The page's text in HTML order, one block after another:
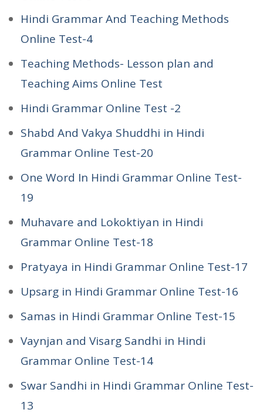
Hindi Grammar And Teaching Methods
Online Test-4
Teaching Methods- Lesson plan and
Teaching Aims Online Test
Hindi Grammar Online Test -2
Shabd And Vakya Shuddhi in Hindi
Grammar Online Test-20
One Word In Hindi Grammar Online Test-
19
Muhavare and Lokoktiyan in Hindi
Grammar Online Test-18
Pratyaya in Hindi Grammar Online Test-17
Upsarg in Hindi Grammar Online Test-16
Samas in Hindi Grammar Online Test-15
Vaynjan and Visarg Sandhi in Hindi
Grammar Online Test-14
Swar Sandhi in Hindi Grammar Online Test-
13